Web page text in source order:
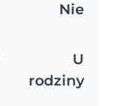
Nie
U
rodziny